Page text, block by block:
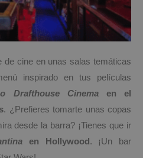
de cine en unas salas temáticas
inspirado en tus películas
Drafthouse Cinemaen el
. ¿Prefieres tomarte unas copas
desde la barra? ¡Tienes que ir
en Hollywood. ¡Un bar